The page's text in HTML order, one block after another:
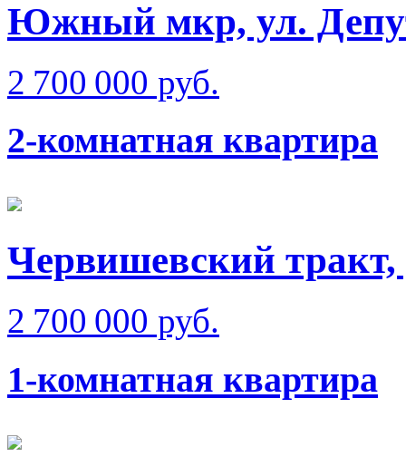
Южный мкр, ул.
2 700 000 руб.
2-комнатная квартира
Червишевский
2 700 000 руб.
1-комнатная квартира